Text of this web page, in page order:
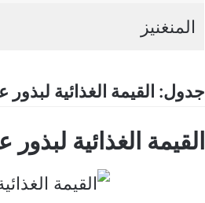
المنغنيز
جدول: القيمة الغذائية
القيمة الغذائية